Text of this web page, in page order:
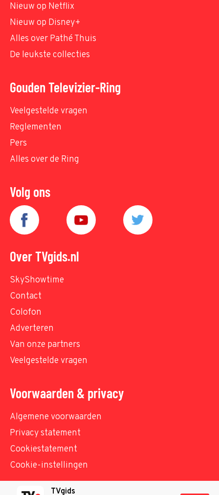
Nieuw op Netflix
Nieuw op Disney+
Alles over Pathé Thuis
De leukste collecties
Gouden Televizier-Ring
Veelgestelde vragen
Reglementen
Pers
Alles over de Ring
Volg ons
Over TVgids.nl
SkyShowtime
Contact
Colofon
Adverteren
Van onze partners
Veelgestelde vragen
Voorwaarden & privacy
Algemene voorwaarden
Privacy statement
Cookiestatement
Cookie-instellingen
TVgids